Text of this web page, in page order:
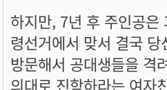
하지만, 7년 후 주인공은
령선거에서 맞서 결국
방문해서 공대생들을 격
의대로 진학하라는 여자